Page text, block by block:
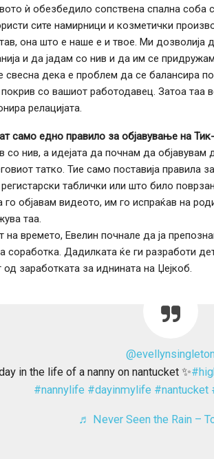
ѝ обезбедило сопствена спална
сите намирници и козметички
она што е наше е и твое. Ми дозволија
и да јадам со нив и да им се
свесна дека е проблем да се балансира
со вашиот работодавец. Затоа таа
релацијата.
само едно правило за објавување на
со нив, а идејата да почнам да објавувам
татко. Тие само поставија правила
таблички или што било
објавам видеото, им го испраќав на
таа.
на времето, Евелин почнале да ја
соработка. Дадилката ќе ги разработи
од заработката за иднината на Џејкоб.
in the life of a nanny on nantucket ✨
#nannylife #dayinmylife #nantucket
♬ Never Seen the Rain –